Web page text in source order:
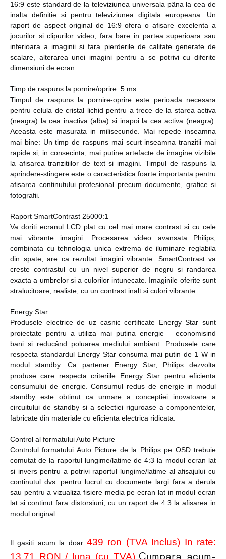
16:9 este standard de la televiziunea universala pâna la cea de
inalta definitie si pentru televiziunea digitala europeana. Un
raport de aspect original de 16:9 ofera o afisare excelenta a
jocurilor si clipurilor video, fara bare in partea superioara sau
inferioara a imaginii si fara pierderile de calitate generate de
scalare, alterarea unei imagini pentru a se potrivi cu diferite
dimensiuni de ecran.
Timp de raspuns la pornire/oprire: 5 ms
Timpul de raspuns la pornire-oprire este perioada necesara
pentru celula de cristal lichid pentru a trece de la starea activa
(neagra) la cea inactiva (alba) si inapoi la cea activa (neagra).
Aceasta este masurata in milisecunde. Mai repede inseamna
mai bine: Un timp de raspuns mai scurt inseamna tranzitii mai
rapide si, in consecinta, mai putine artefacte de imagine vizibile
la afisarea tranzitiilor de text si imagini. Timpul de raspuns la
aprindere-stingere este o caracteristica foarte importanta pentru
afisarea continutului profesional precum documente, grafice si
fotografii.
Raport SmartContrast 25000:1
Va doriti ecranul LCD plat cu cel mai mare contrast si cu cele
mai vibrante imagini. Procesarea video avansata Philips,
combinata cu tehnologia unica extrema de iluminare reglabila
din spate, are ca rezultat imagini vibrante. SmartContrast va
creste contrastul cu un nivel superior de negru si randarea
exacta a umbrelor si a culorilor intunecate. Imaginile oferite sunt
stralucitoare, realiste, cu un contrast inalt si culori vibrante.
Energy Star
Produsele electrice de uz casnic certificate Energy Star sunt
proiectate pentru a utiliza mai putina energie – economisind
bani si reducând poluarea mediului ambiant. Produsele care
respecta standardul Energy Star consuma mai putin de 1 W in
modul standby. Ca partener Energy Star, Philips dezvolta
produse care respecta criteriile Energy Star pentru eficienta
consumului de energie. Consumul redus de energie in modul
standby este obtinut ca urmare a conceptiei inovatoare a
circuitului de standby si a selectiei riguroase a componentelor,
fabricate din materiale cu eficienta electrica ridicata.
Control al formatului Auto Picture
Controlul formatului Auto Picture de la Philips pe OSD trebuie
comutat de la raportul lungime/latime de 4:3 la modul ecran lat
si invers pentru a potrivi raportul lungime/latime al afisajului cu
continutul dvs. pentru lucrul cu documente largi fara a derula
sau pentru a vizualiza fisiere media pe ecran lat in modul ecran
lat si continut fara distorsiuni, cu un raport de 4:3 la afisarea in
modul original.
Il gasiti acum la doar 439 ron (TVA Inclus) In rate:
13,71 RON / luna (cu TVA)